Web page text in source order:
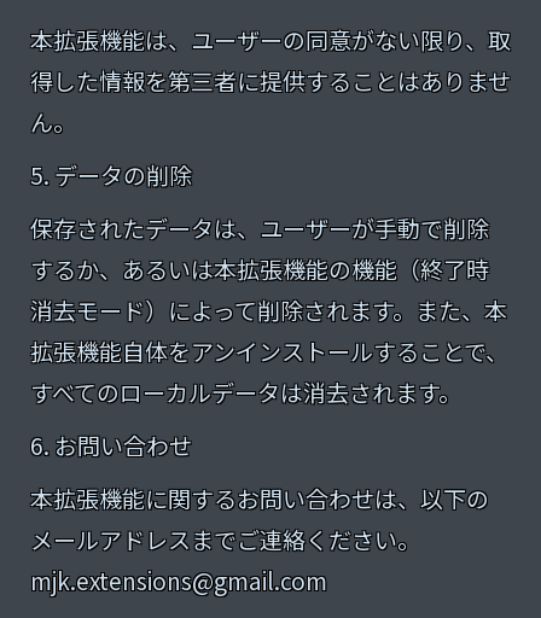
本拡張機能は、ユーザーの同意がない限り、取
得した情報を第三者に提供することはありませ
ん。
5. データの削除
保存されたデータは、ユーザーが手動で削除
するか、あるいは本拡張機能の機能（終了時
消去モード）によって削除されます。また、本
拡張機能自体をアンインストールすることで、
すべてのローカルデータは消去されます。
6. お問い合わせ
本拡張機能に関するお問い合わせは、以下の
メールアドレスまでご連絡ください。
mjk.extensions@gmail.com